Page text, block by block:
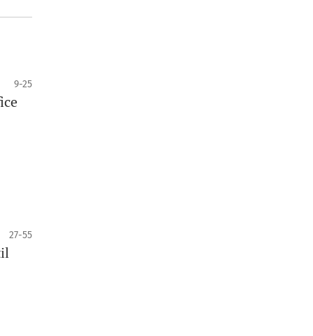
9-25
27-55